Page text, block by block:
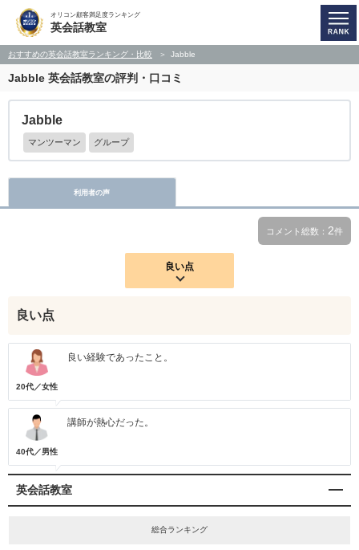
オリコン顧客満足度ランキング
英会話教室
おすすめの英会話教室ランキング・比較 Jabble
Jabble 英会話教室の評判・口コミ
Jabble
マンツーマン グループ
利用者の声
コメント総数： 2件
良い点
良い点
20代／女性
良い経験であったこと。
40代／男性
講師が熱心だった。
英会話教室
総合ランキング